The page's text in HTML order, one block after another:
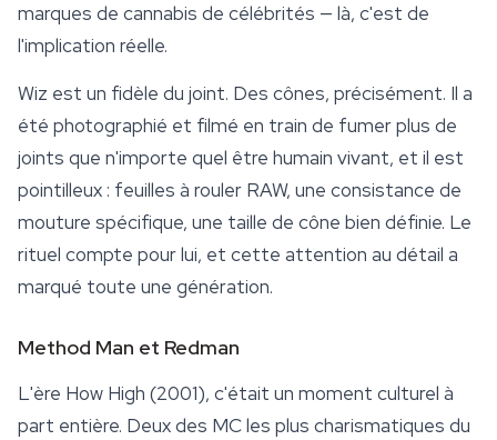
marques de cannabis de célébrités — là, c'est de
l'implication réelle.
Wiz est un fidèle du joint. Des cônes, précisément. Il a
été photographié et filmé en train de fumer plus de
joints que n'importe quel être humain vivant, et il est
pointilleux : feuilles à rouler RAW, une consistance de
mouture spécifique, une taille de cône bien définie. Le
rituel compte pour lui, et cette attention au détail a
marqué toute une génération.
Method Man et Redman
L'ère How High (2001), c'était un moment culturel à
part entière. Deux des MC les plus charismatiques du